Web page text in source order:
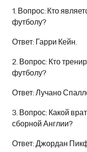
1. Вопрос: Кто
футболу?
Ответ: Гарри Кейн.
2. Вопрос: Кто
футболу?
Ответ: Лучано
3. Вопрос: Какой
сборной Англии?
Ответ: Джордан